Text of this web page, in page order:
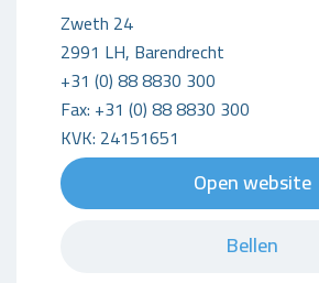
Zweth 24
2991 LH, Barendrecht
+31 (0) 88 8830 300
Fax: +31 (0) 88 8830 300
KVK: 24151651
Open website
Bellen